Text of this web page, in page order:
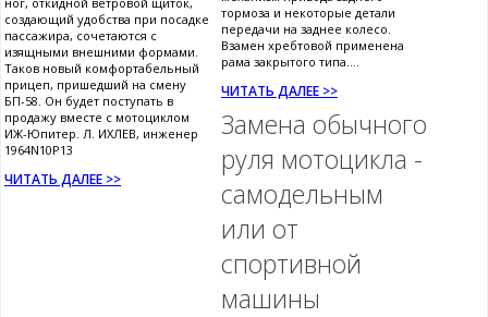
создающий удобства при посадке
пассажира, сочетаются с
изящными внешними формами.
Таков новый комфортабельный
прицеп, пришедший на смену
БП-58. Он будет поступать в
продажу вместе с мотоциклом
ИЖ-Юпитер. Л. ИХЛЕВ, инженер
1964N10P13
ЧИТАТЬ ДАЛЕЕ >>
тормоза и некоторые детали
передачи на заднее колесо.
Взамен хребтовой применена
рама закрытого типа....
ЧИТАТЬ ДАЛЕЕ >>
Замена обычного
руля мотоцикла -
самодельным
или от
спортивной
машины